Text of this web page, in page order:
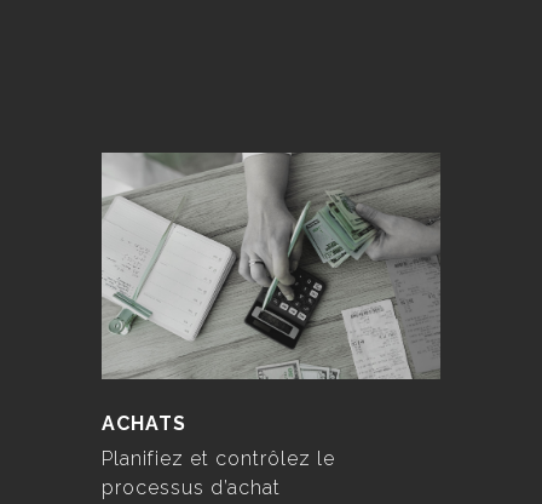
ACHATS
Planifiez et contrôlez le
processus d’achat